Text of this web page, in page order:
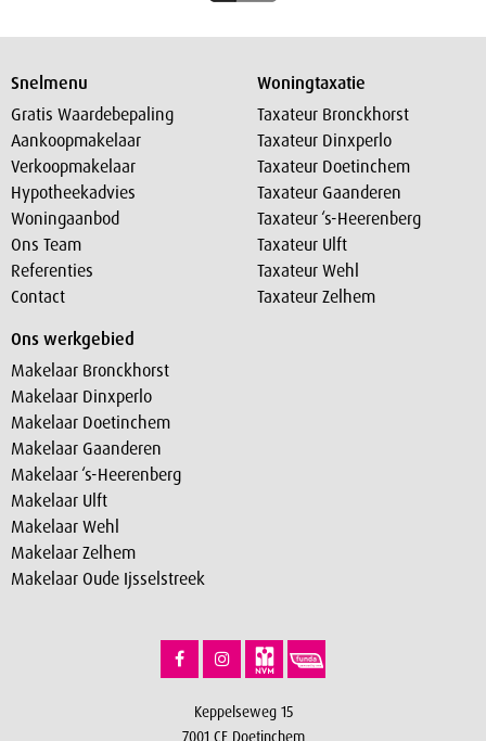
Snelmenu
Gratis Waardebepaling
Aankoopmakelaar
Verkoopmakelaar
Hypotheekadvies
Woningaanbod
Ons Team
Referenties
Contact
Woningtaxatie
Taxateur Bronckhorst
Taxateur Dinxperlo
Taxateur Doetinchem
Taxateur Gaanderen
Taxateur ‘s-Heerenberg
Taxateur Ulft
Taxateur Wehl
Taxateur Zelhem
Ons werkgebied
Makelaar Bronckhorst
Makelaar Dinxperlo
Makelaar Doetinchem
Makelaar Gaanderen
Makelaar ‘s-Heerenberg
Makelaar Ulft
Makelaar Wehl
Makelaar Zelhem
Makelaar Oude Ijsselstreek
Keppelseweg 15
7001 CE Doetinchem